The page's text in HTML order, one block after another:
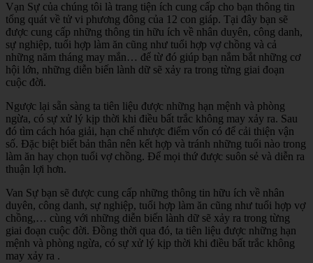
Vạn Sự của chúng tôi là trang tiện ích cung cấp cho bạn thông tin
tổng quát về tử vi phương đông của 12 con giáp. Tại đây bạn sẽ
được cung cấp những thông tin hữu ích về nhân duyên, công danh,
sự nghiệp, tuổi hợp làm ăn cũng như tuổi hợp vợ chồng và cả
những năm tháng may mắn… để từ đó giúp bạn nắm bắt những cơ
hội lớn, những diễn biến lành dữ sẽ xảy ra trong từng giai đoạn
cuộc đời.
Ngược lại sẵn sàng ta tiên liệu được những hạn mệnh và phòng
ngừa, có sự xử lý kịp thời khi điều bất trắc không may xảy ra. Sau
đó tìm cách hóa giải, hạn chế nhược điểm vốn có để cải thiện vận
số. Đặc biệt biết bản thân nên kết hợp và tránh những tuổi nào trong
làm ăn hay chọn tuổi vợ chồng. Để mọi thứ được suôn sẻ và diễn ra
thuận lợi hơn.
Van Sự bạn sẽ được cung cấp những thông tin hữu ích về nhân
duyên, công danh, sự nghiệp, tuổi hợp làm ăn cũng như tuổi hợp vợ
chồng,… cùng với những diễn biến lành dữ sẽ xảy ra trong từng
giai đoạn cuộc đời. Đồng thời qua đó, ta tiên liệu được những hạn
mệnh và phòng ngừa, có sự xử lý kịp thời khi điều bất trắc không
may xảy ra .